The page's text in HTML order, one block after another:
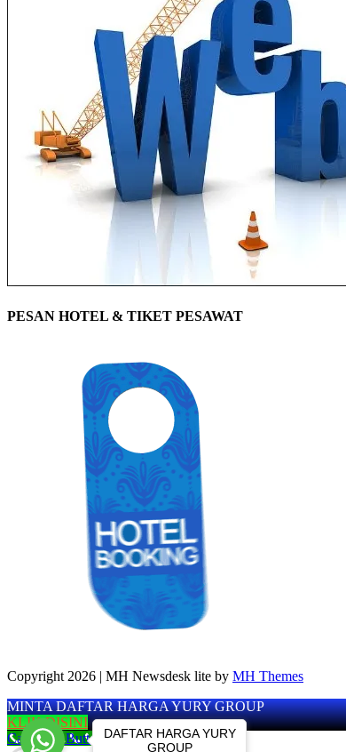
PESAN HOTEL & TIKET PESAWAT
Copyright 2026 | MH Newsdesk lite by MH Themes
MINTA DAFTAR HARGA YURY GROUP
KLIK DISINI
Call Now Button DAFTAR HARGA YURY
GROUP